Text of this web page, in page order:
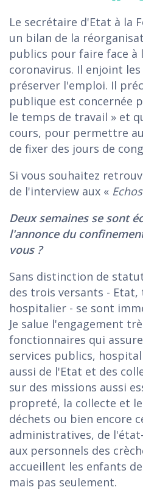
Le secrétaire d'Etat à la
un bilan de la
publics pour faire face à
coronavirus. Il enjoint
préserver l'emploi. Il
publique est concernée
le temps de travail » et
cours, pour permettre
de fixer des jours de
Si vous souhaitez
de l'interview aux « Echos
Deux semaines se sont
l'annonce du
vous ?
Sans distinction de
des trois versants -
hospitalier - se sont
Je salue l'engagement
fonctionnaires qui
services publics,
aussi de l'Etat et des
sur des missions aussi
propreté, la collecte et
déchets ou bien encore
administratives, de
aux personnels des
accueillent les enfants
mais pas seulement.